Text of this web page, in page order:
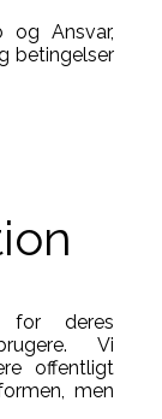
og Ansvar,
betingelser
for deres
Vi
offentligt
men